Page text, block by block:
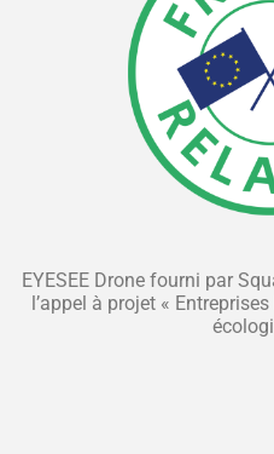
EYESEE Drone fourni par
l’appel à projet «